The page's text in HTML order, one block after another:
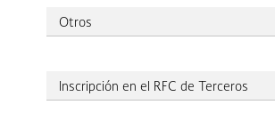
Otros
Inscripción en el RFC de Terceros